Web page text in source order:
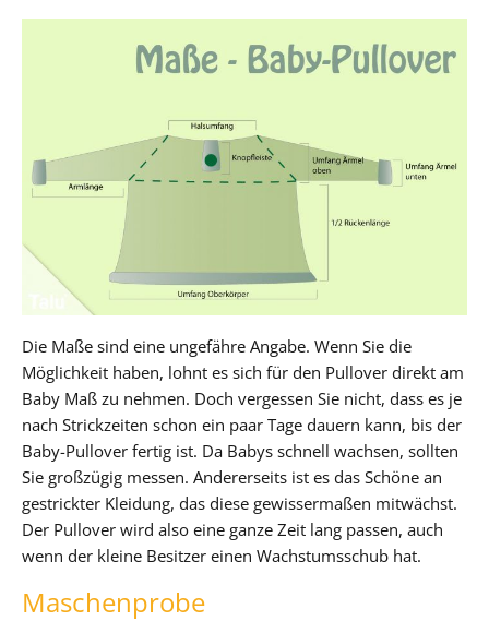
Die Maße sind eine ungefähre Angabe. Wenn Sie die
Möglichkeit haben, lohnt es sich für den Pullover direkt am
Baby Maß zu nehmen. Doch vergessen Sie nicht, dass es je
nach Strickzeiten schon ein paar Tage dauern kann, bis der
Baby-Pullover fertig ist. Da Babys schnell wachsen, sollten
Sie großzügig messen. Andererseits ist es das Schöne an
gestrickter Kleidung, das diese gewissermaßen mitwächst.
Der Pullover wird also eine ganze Zeit lang passen, auch
wenn der kleine Besitzer einen Wachstumsschub hat.
Maschenprobe